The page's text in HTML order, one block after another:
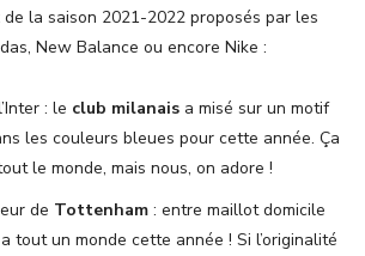
la saison 2021-2022 proposés par les
New Balance ou encore Nike :
: le club milanais a misé sur un motif
les couleurs bleues pour cette année. Ça
le monde, mais nous, on adore !
de Tottenham : entre maillot domicile
tout un monde cette année ! Si l’originalité